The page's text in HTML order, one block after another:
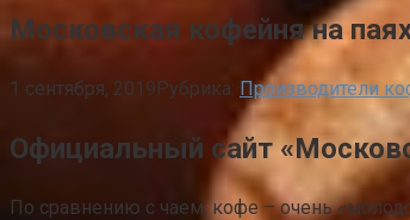
Московская кофейня на
1 сентября, 2019Рубрика: Производители
Официальный сайт
По сравнению с чаем, кофе – очень